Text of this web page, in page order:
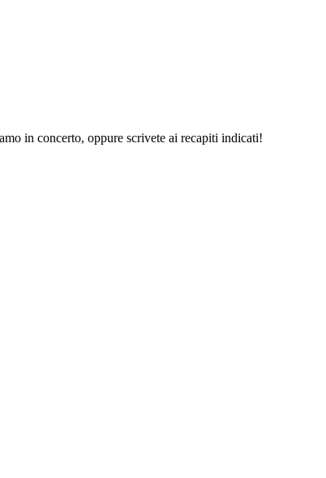
in concerto, oppure scrivete ai recapiti indicati!